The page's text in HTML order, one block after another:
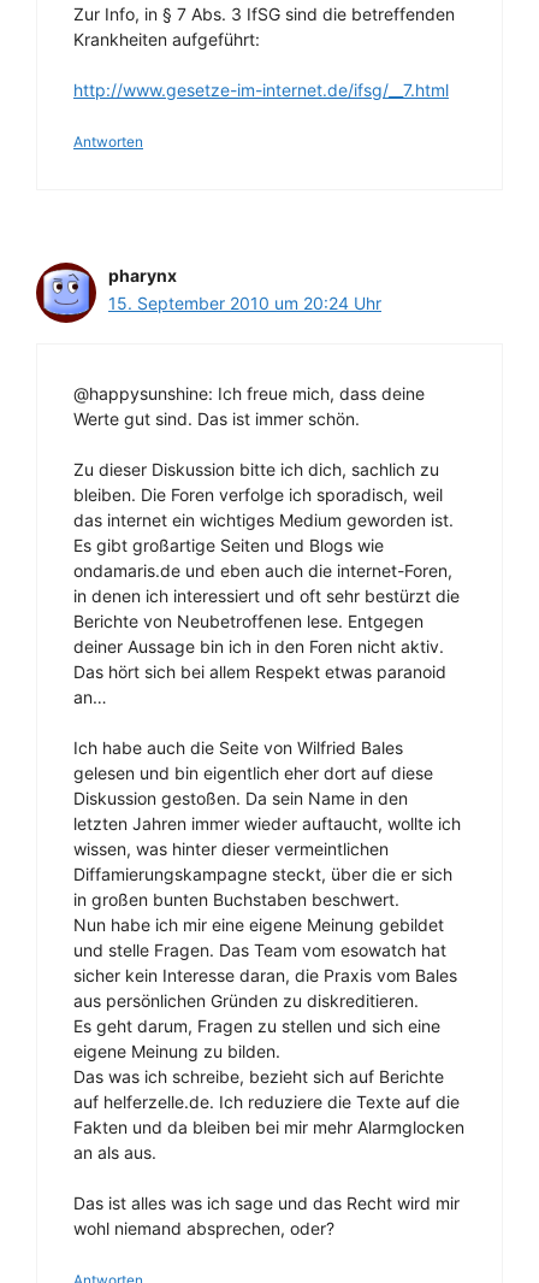
Zur Info, in § 7 Abs. 3 IfSG sind die betreffenden
Krankheiten aufgeführt:
http://www.gesetze-im-internet.de/ifsg/__7.html
Antworten
pharynx
15. September 2010 um 20:24 Uhr
@happysunshine: Ich freue mich, dass deine
Werte gut sind. Das ist immer schön.
Zu dieser Diskussion bitte ich dich, sachlich zu
bleiben. Die Foren verfolge ich sporadisch, weil
das internet ein wichtiges Medium geworden ist.
Es gibt großartige Seiten und Blogs wie
ondamaris.de und eben auch die internet-Foren,
in denen ich interessiert und oft sehr bestürzt die
Berichte von Neubetroffenen lese. Entgegen
deiner Aussage bin ich in den Foren nicht aktiv.
Das hört sich bei allem Respekt etwas paranoid
an…
Ich habe auch die Seite von Wilfried Bales
gelesen und bin eigentlich eher dort auf diese
Diskussion gestoßen. Da sein Name in den
letzten Jahren immer wieder auftaucht, wollte ich
wissen, was hinter dieser vermeintlichen
Diffamierungskampagne steckt, über die er sich
in großen bunten Buchstaben beschwert.
Nun habe ich mir eine eigene Meinung gebildet
und stelle Fragen. Das Team vom esowatch hat
sicher kein Interesse daran, die Praxis vom Bales
aus persönlichen Gründen zu diskreditieren.
Es geht darum, Fragen zu stellen und sich eine
eigene Meinung zu bilden.
Das was ich schreibe, bezieht sich auf Berichte
auf helferzelle.de. Ich reduziere die Texte auf die
Fakten und da bleiben bei mir mehr Alarmglocken
an als aus.
Das ist alles was ich sage und das Recht wird mir
wohl niemand absprechen, oder?